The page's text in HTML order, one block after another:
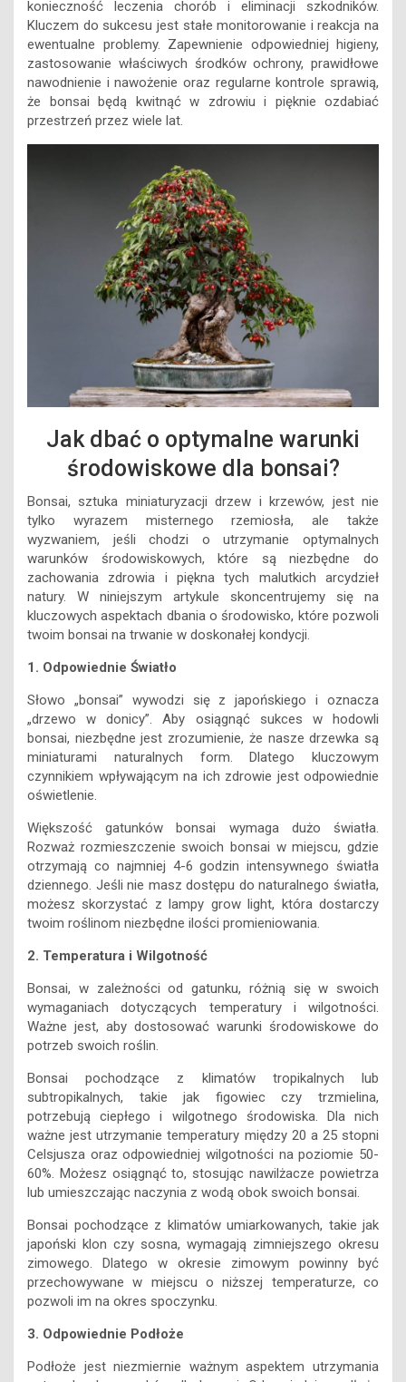
konieczność leczenia chorób i eliminacji szkodników.
Kluczem do sukcesu jest stałe monitorowanie i reakcja na
ewentualne problemy. Zapewnienie odpowiedniej higieny,
zastosowanie właściwych środków ochrony, prawidłowe
nawodnienie i nawożenie oraz regularne kontrole sprawią,
że bonsai będą kwitnąć w zdrowiu i pięknie ozdabiać
przestrzeń przez wiele lat.
Jak dbać o optymalne warunki
środowiskowe dla bonsai?
Bonsai, sztuka miniaturyzacji drzew i krzewów, jest nie
tylko wyrazem misternego rzemiosła, ale także
wyzwaniem, jeśli chodzi o utrzymanie optymalnych
warunków środowiskowych, które są niezbędne do
zachowania zdrowia i piękna tych malutkich arcydzieł
natury. W niniejszym artykule skoncentrujemy się na
kluczowych aspektach dbania o środowisko, które pozwoli
twoim bonsai na trwanie w doskonałej kondycji.
1. Odpowiednie Światło
Słowo „bonsai” wywodzi się z japońskiego i oznacza
„drzewo w donicy”. Aby osiągnąć sukces w hodowli
bonsai, niezbędne jest zrozumienie, że nasze drzewka są
miniaturami naturalnych form. Dlatego kluczowym
czynnikiem wpływającym na ich zdrowie jest odpowiednie
oświetlenie.
Większość gatunków bonsai wymaga dużo światła.
Rozważ rozmieszczenie swoich bonsai w miejscu, gdzie
otrzymają co najmniej 4-6 godzin intensywnego światła
dziennego. Jeśli nie masz dostępu do naturalnego światła,
możesz skorzystać z lampy grow light, która dostarczy
twoim roślinom niezbędne ilości promieniowania.
2. Temperatura i Wilgotność
Bonsai, w zależności od gatunku, różnią się w swoich
wymaganiach dotyczących temperatury i wilgotności.
Ważne jest, aby dostosować warunki środowiskowe do
potrzeb swoich roślin.
Bonsai pochodzące z klimatów tropikalnych lub
subtropikalnych, takie jak figowiec czy trzmielina,
potrzebują ciepłego i wilgotnego środowiska. Dla nich
ważne jest utrzymanie temperatury między 20 a 25 stopni
Celsjusza oraz odpowiedniej wilgotności na poziomie 50-
60%. Możesz osiągnąć to, stosując nawilżacze powietrza
lub umieszczając naczynia z wodą obok swoich bonsai.
Bonsai pochodzące z klimatów umiarkowanych, takie jak
japoński klon czy sosna, wymagają zimniejszego okresu
zimowego. Dlatego w okresie zimowym powinny być
przechowywane w miejscu o niższej temperaturze, co
pozwoli im na okres spoczynku.
3. Odpowiednie Podłoże
Podłoże jest niezmiernie ważnym aspektem utrzymania